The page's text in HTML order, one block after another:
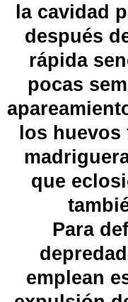
la cavidad
después
rápida
pocas
los
que
Para
emplean